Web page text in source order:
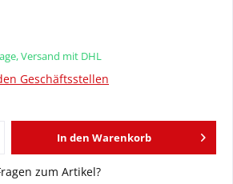
Versand mit DHL
Geschäftsstellen
In den Warenkorb
zum Artikel?